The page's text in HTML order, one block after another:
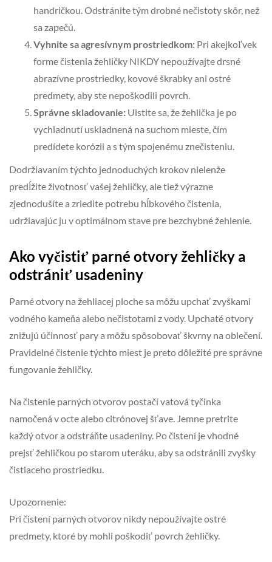
handričkou. Odstránite tým drobné nečistoty skôr, než
sa zapečú.
Vyhnite sa agresívnym prostriedkom: Pri akejkoľvek
forme čistenia žehličky NIKDY nepoužívajte drsné
abrazívne prostriedky, kovové škrabky ani ostré
predmety, aby ste nepoškodili povrch.
Správne skladovanie: Uistite sa, že žehlička je po
vychladnutí uskladnená na suchom mieste, čím
predídete korózii a s tým spojenému znečisteniu.
Dodržiavaním týchto jednoduchých krokov nielenže
predĺžite životnosť vašej žehličky, ale tiež výrazne
zjednodušíte a zriedite potrebu hĺbkového čistenia,
udržiavajúc ju v optimálnom stave pre bezchybné žehlenie.
Ako vyčistiť parné otvory žehličky a
odstrániť usadeniny
Parné otvory na žehliacej ploche sa môžu upchať zvyškami
vodného kameňa alebo nečistotami z vody. Upchaté otvory
znižujú účinnosť pary a môžu spôsobovať škvrny na oblečení.
Pravidelné čistenie týchto miest je preto dôležité pre správne
fungovanie žehličky.
Na čistenie parných otvorov postačí vatová tyčinka
namočená v octe alebo citrónovej šťave. Jemne pretrite
každý otvor a odstráňte usadeniny. Po čistení je vhodné
prejsť žehličkou po starom uteráku, aby sa odstránili zvyšky
čistiaceho prostriedku.
Upozornenie:
Pri čistení parných otvorov nikdy nepoužívajte ostré
predmety, ktoré by mohli poškodiť povrch žehličky.